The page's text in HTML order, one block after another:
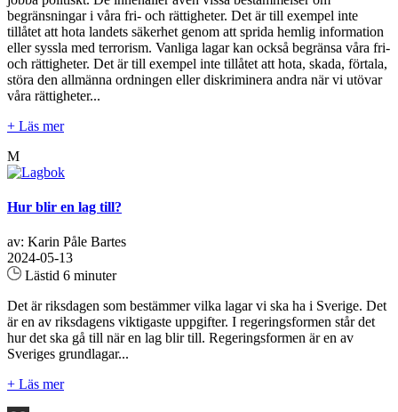
begränsningar i våra fri- och rättigheter. Det är till exempel inte
tillåtet att hota landets säkerhet genom att sprida hemlig information
eller syssla med terrorism. Vanliga lagar kan också begränsa våra fri-
och rättigheter. Det är till exempel inte tillåtet att hota, skada, förtala,
störa den allmänna ordningen eller diskriminera andra när vi utövar
våra rättigheter...
+ Läs mer
M
Hur blir en lag till?
av: Karin Påle Bartes
2024-05-13
Lästid 6 minuter
Det är riksdagen som bestämmer vilka lagar vi ska ha i Sverige. Det
är en av riksdagens viktigaste uppgifter. I regeringsformen står det
hur det ska gå till när en lag blir till. Regeringsformen är en av
Sveriges grundlagar...
+ Läs mer